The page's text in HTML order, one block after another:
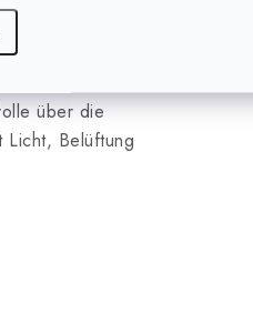
cm
über die
Licht, Belüftung